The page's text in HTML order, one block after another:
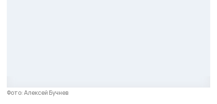
Фото: Алексей Бучнев